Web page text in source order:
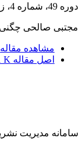
دوره 49، شماره 4، زمستان 1397، صفحه
مجتبی صالحی
مشاهده مقاله
اصل مقاله K
سامانه مدیریت